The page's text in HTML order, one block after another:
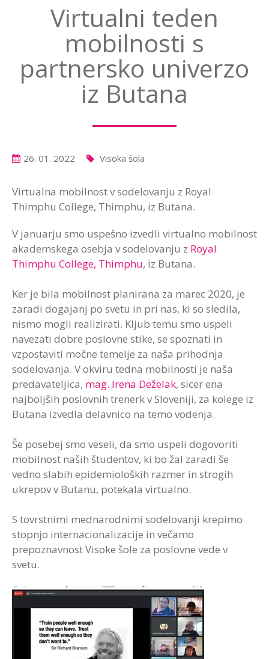
Virtualni teden
mobilnosti s
partnersko univerzo
iz Butana
26. 01. 2022 Visoka šola
Virtualna mobilnost v sodelovanju z Royal
Thimphu College, Thimphu, iz Butana.
V januarju smo uspešno izvedli virtualno mobilnost
akademskega osebja v sodelovanju z Royal
Thimphu College, Thimphu, iz Butana.
Ker je bila mobilnost planirana za marec 2020, je
zaradi dogajanj po svetu in pri nas, ki so sledila,
nismo mogli realizirati. Kljub temu smo uspeli
navezati dobre poslovne stike, se spoznati in
vzpostaviti močne temelje za naša prihodnja
sodelovanja. V okviru tedna mobilnosti je naša
predavateljica, mag. Irena Deželak, sicer ena
najboljših poslovnih trenerk v Sloveniji, za kolege iz
Butana izvedla delavnico na temo vodenja.
Še posebej smo veseli, da smo uspeli dogovoriti
mobilnost naših študentov, ki bo žal zaradi še
vedno slabih epidemioloških razmer in strogih
ukrepov v Butanu, potekala virtualno.
S tovrstnimi mednarodnimi sodelovanji krepimo
stopnjo internacionalizacije in večamo
prepoznavnost Visoke šole za poslovne vede v
svetu.